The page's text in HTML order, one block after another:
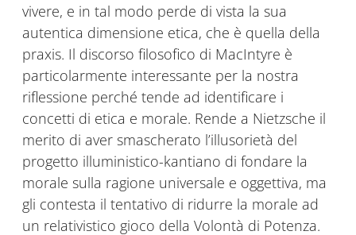
vivere, e in tal modo perde di vista la sua
autentica dimensione etica, che è quella della
praxis. Il discorso filosofico di MacIntyre è
particolarmente interessante per la nostra
riflessione perché tende ad identificare i
concetti di etica e morale. Rende a Nietzsche il
merito di aver smascherato l’illusorietà del
progetto illuministico-kantiano di fondare la
morale sulla ragione universale e oggettiva, ma
gli contesta il tentativo di ridurre la morale ad
un relativistico gioco della Volontà di Potenza.